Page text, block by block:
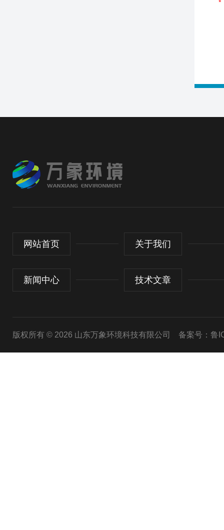
网站首页 关于我们
新闻中心 技术文章
版权所有 © 2026 山东万象环境科技有限公司 备案号：鲁